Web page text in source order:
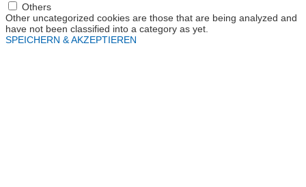
Others
Other uncategorized cookies are those that are being analyzed and
have not been classified into a category as yet.
SPEICHERN & AKZEPTIEREN